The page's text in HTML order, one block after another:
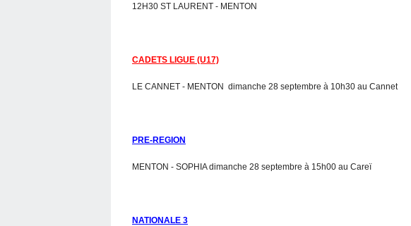
12H30 ST LAURENT - MENTON
CADETS LIGUE (U17)
LE CANNET - MENTON dimanche 28 septembre à 10h30 au Cannet
PRE-REGION
MENTON - SOPHIA dimanche 28 septembre à 15h00 au Careï
NATIONALE 3